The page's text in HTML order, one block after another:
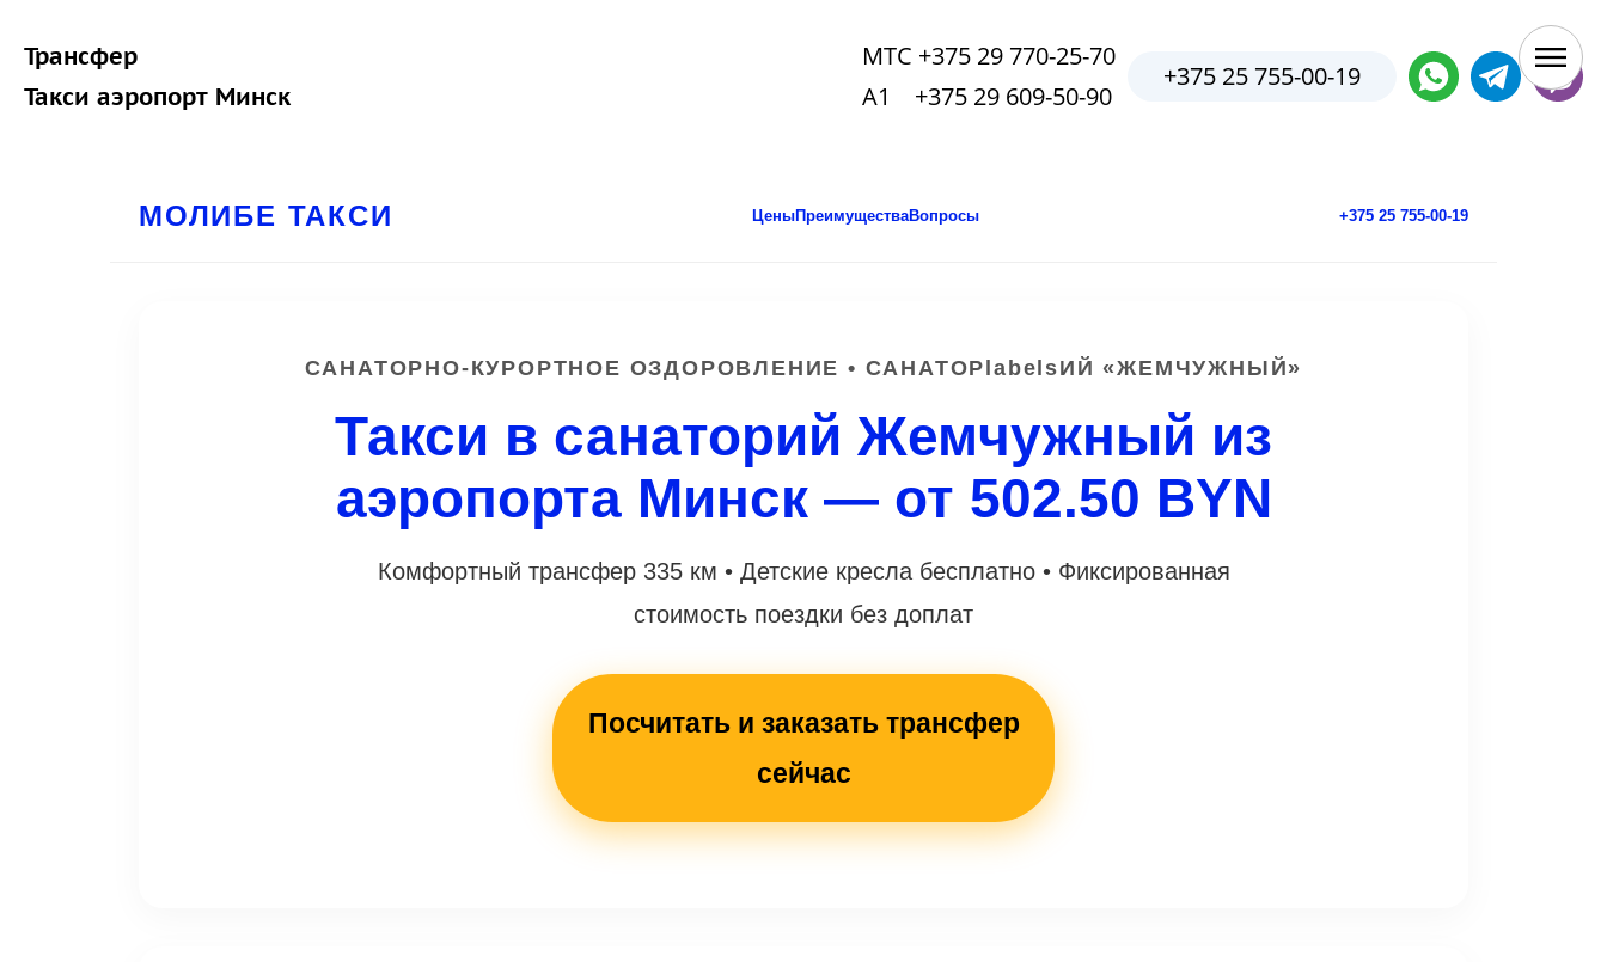
Трансфер
Такси аэропорт Минск
+375 25 755-00-19
МТС +375 29 770-25-70
А1 +375 29 609-50-90
МОЛИБЕ ТАКСИ ЦеныПреимуществаВопросы +375 25 755-00-19
САНАТОРНО-КУРОРТНОЕ ОЗДОРОВЛЕНИЕ • САНАТОРlabelsИЙ «ЖЕМЧУЖНЫЙ»
Такси в санаторий Жемчужный из
аэропорта Минск — от 502.50 BYN
Комфортный трансфер 335 км • Детские кресла бесплатно • Фиксированная
стоимость поездки без доплат
Посчитать и заказать трансфер
сейчас